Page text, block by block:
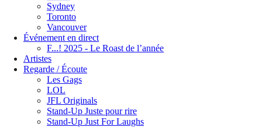
Sydney
Toronto
Vancouver
Événement en direct
F...! 2025 - Le Roast de l’année
Artistes
Regarde / Écoute
Les Gags
LOL
JFL Originals
Stand-Up Juste pour rire
Stand-Up Just For Laughs